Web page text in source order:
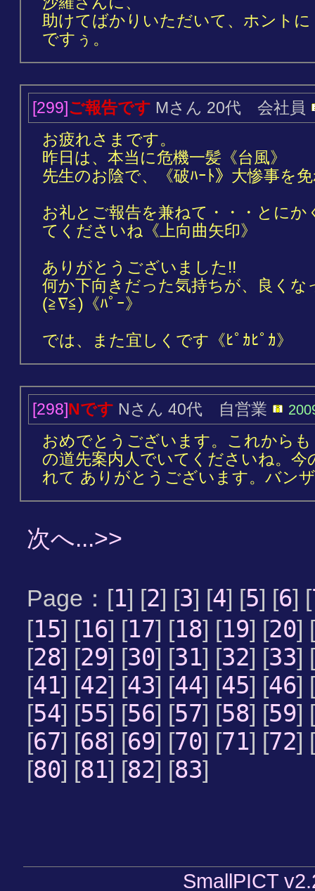
助けてばかりいただいて、ホント
ですぅ。
[299]ご報告です Mさん 20代 会社員
お疲れさまです。
昨日は、本当に危機一髪《台風》
先生のお陰で、《破ﾊｰﾄ》大惨事を
お礼とご報告を兼ねて・・・とに
てくださいね《上向曲矢印》
ありがとうございました!!
何か下向きだった気持ちが、良く
(≧∇≦)《ﾊﾟｰ》
では、また宜しくです《ﾋﾟｶﾋﾟｶ》
[298]Nです Nさん 40代 自営業
おめでとうございます。これから
の道先案内人でいてくださいね。
れて ありがとうございます。バン
次へ...>>
Page：[1] [2] [3] [4] [5] [6] [
[15] [16] [17] [18] [19] [20] [
[28] [29] [30] [31] [32] [33] [
[41] [42] [43] [44] [45] [46] [
[54] [55] [56] [57] [58] [59] [
[67] [68] [69] [70] [71] [72] [
[80] [81] [82] [83]
SmallPICT